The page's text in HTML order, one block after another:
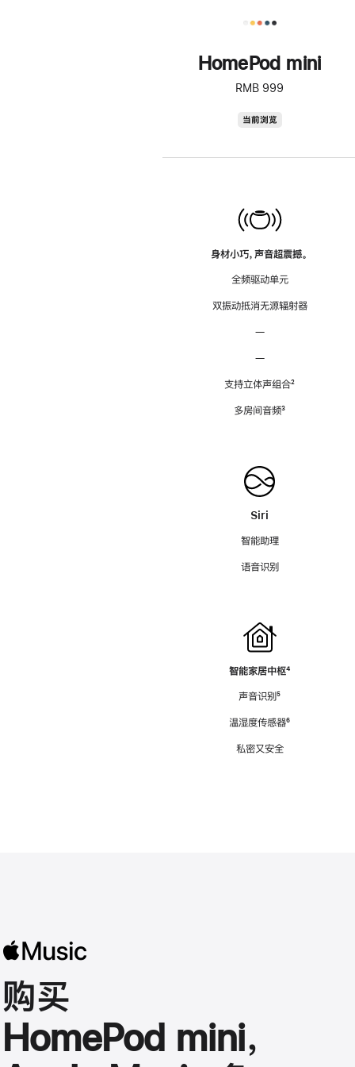
HomePod mini
RMB 999
当前浏览
身材小巧，声音超震撼。
全频驱动单元
双振动抵消无源辐射器
—
—
支持立体声组合脚
²
多房间音频脚
³
Siri
智能助理
语音识别
智能家居中枢脚
⁴
声音识别脚
⁵
温湿度传感器脚
⁶
私密又安全
购买
HomePod mini，